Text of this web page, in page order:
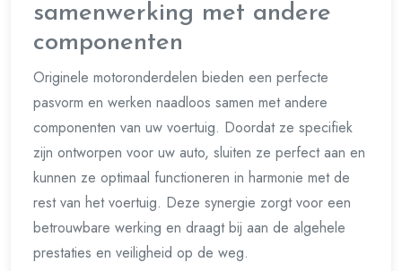
samenwerking met andere
componenten
Originele motoronderdelen bieden een perfecte
pasvorm en werken naadloos samen met andere
componenten van uw voertuig. Doordat ze specifiek
zijn ontworpen voor uw auto, sluiten ze perfect aan en
kunnen ze optimaal functioneren in harmonie met de
rest van het voertuig. Deze synergie zorgt voor een
betrouwbare werking en draagt bij aan de algehele
prestaties en veiligheid op de weg.